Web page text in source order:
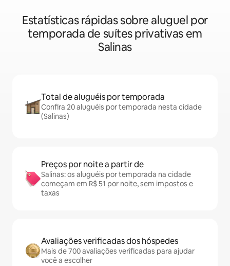
Estatísticas rápidas sobre aluguel por
temporada de suítes privativas em
Salinas
Total de aluguéis por temporada
Confira 20 aluguéis por temporada nesta cidade
(Salinas)
Preços por noite a partir de
Salinas: os aluguéis por temporada na cidade
começam em R$ 51 por noite, sem impostos e
taxas
Avaliações verificadas dos hóspedes
Mais de 700 avaliações verificadas para ajudar
você a escolher